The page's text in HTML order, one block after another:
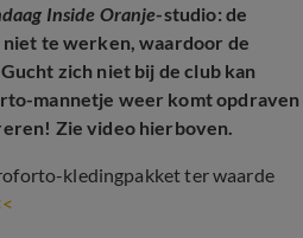
Inside Oranje-studio: de
niet te werken, waardoor de
zich niet bij de club kan
mannetje weer komt opdraven
Zie video hierboven.
kledingpakket ter waarde